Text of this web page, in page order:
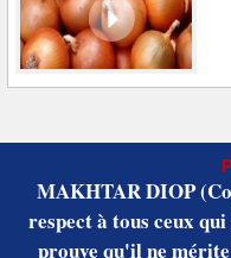
MAKHTAR DIOP
respect à tous ceux
prouve qu'il ne